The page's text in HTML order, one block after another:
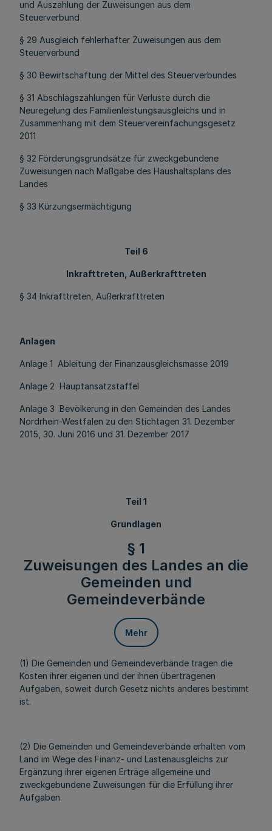
und Auszahlung der Zuweisungen aus dem
Steuerverbund
§ 29 Ausgleich fehlerhafter Zuweisungen aus dem
Steuerverbund
§ 30 Bewirtschaftung der Mittel des Steuerverbundes
§ 31 Abschlagszahlungen für Verluste durch die
Neuregelung des Familienleistungsausgleichs und in
Zusammenhang mit dem Steuervereinfachungsgesetz
2011
§ 32 Förderungsgrundsätze für zweckgebundene
Zuweisungen nach Maßgabe des Haushaltsplans des
Landes
§ 33 Kürzungsermächtigung
Teil 6
Inkrafttreten, Außerkrafttreten
§ 34 Inkrafttreten, Außerkrafttreten
Anlagen
Anlage 1 Ableitung der Finanzausgleichsmasse 2019
Anlage 2 Hauptansatzstaffel
Anlage 3 Bevölkerung in den Gemeinden des Landes
Nordrhein-Westfalen zu den Stichtagen 31. Dezember
2015, 30. Juni 2016 und 31. Dezember 2017
Teil 1
Grundlagen
§ 1
Zuweisungen des Landes an die
Gemeinden und
Gemeindeverbände
Mehr
(1) Die Gemeinden und Gemeindeverbände tragen die
Kosten ihrer eigenen und der ihnen übertragenen
Aufgaben, soweit durch Gesetz nichts anderes bestimmt
ist.
(2) Die Gemeinden und Gemeindeverbände erhalten vom
Land im Wege des Finanz- und Lastenausgleichs zur
Ergänzung ihrer eigenen Erträge allgemeine und
zweckgebundene Zuweisungen für die Erfüllung ihrer
Aufgaben.